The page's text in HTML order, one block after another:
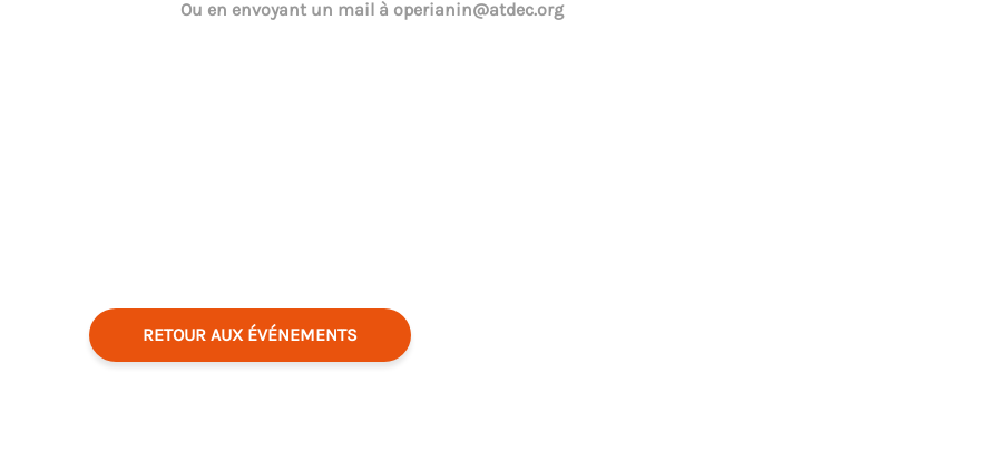
Ou en envoyant un mail à operianin@atdec.org
RETOUR AUX ÉVÉNEMENTS